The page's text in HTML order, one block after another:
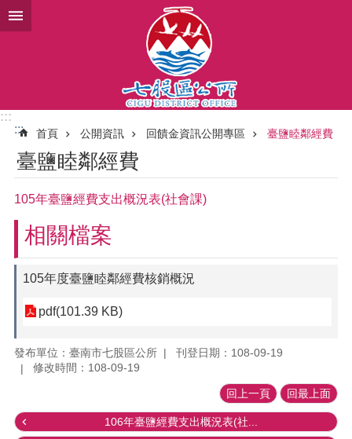
跳到主要內容區塊
:::
:::
首頁 公開資訊 回饋金資訊公開專區 臺鹽睦鄰經費
臺鹽睦鄰經費
105年臺鹽經費支出概況表(社會課)
相關檔案
105年度臺鹽睦鄰經費核銷概況
pdf(101.39 KB)
發布單位：臺南市七股區公所
刊登日期：108-09-19
修改時間：108-09-19
回上一頁 回最上面
106年臺鹽經費支出概況表(社...